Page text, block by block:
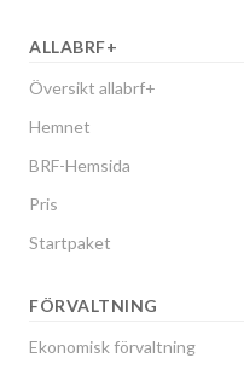
ALLABRF+
Översikt allabrf+
Hemnet
BRF-Hemsida
Pris
Startpaket
FÖRVALTNING
Ekonomisk förvaltning